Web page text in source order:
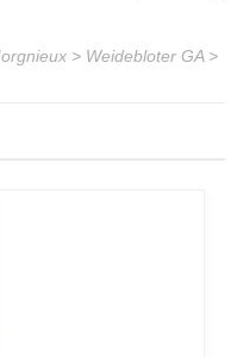
> Weidebloter GA>